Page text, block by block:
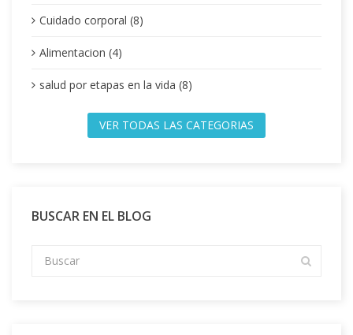
Cuidado corporal (8)
Alimentacion (4)
salud por etapas en la vida (8)
VER TODAS LAS CATEGORIAS
BUSCAR EN EL BLOG